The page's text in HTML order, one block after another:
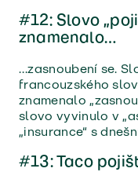
#12: Slovo
znamenalo…
…zasnoubení se.
francouzského
znamenalo
slovo vyvinulo v
„insurance“ s
#13: Taco